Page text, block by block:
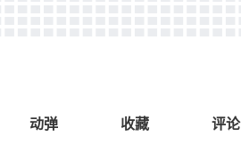
动弹 收藏 评论